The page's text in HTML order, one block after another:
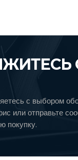
с выбором
или отправьте
покупку.